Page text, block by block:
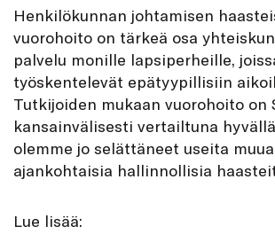
Henkilökunnan johtamisen
vuorohoito on tärkeä osa
palvelu monille lapsiperheille,
työskentelevät epätyypillisiin
Tutkijoiden mukaan vuorohoito on
kansainvälisesti vertailtuna
olemme jo selättäneet useita
ajankohtaisia hallinnollisia
Lue lisää: